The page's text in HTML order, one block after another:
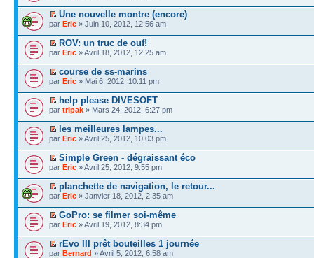
Une nouvelle montre (encore)
par Eric » Juin 10, 2012, 12:56 am
ROV: un truc de ouf!
par Eric » Avril 18, 2012, 12:25 am
course de ss-marins
par Eric » Mai 6, 2012, 10:11 pm
help please DIVESOFT
par tripak » Mars 24, 2012, 6:27 pm
les meilleures lampes...
par Eric » Avril 25, 2012, 10:03 pm
Simple Green - dégraissant éco
par Eric » Avril 25, 2012, 9:55 pm
planchette de navigation, le retour...
par Eric » Janvier 18, 2012, 2:35 am
GoPro: se filmer soi-même
par Eric » Avril 19, 2012, 8:34 pm
rEvo III prêt bouteilles 1 journée
par Bernard » Avril 5, 2012, 6:58 am